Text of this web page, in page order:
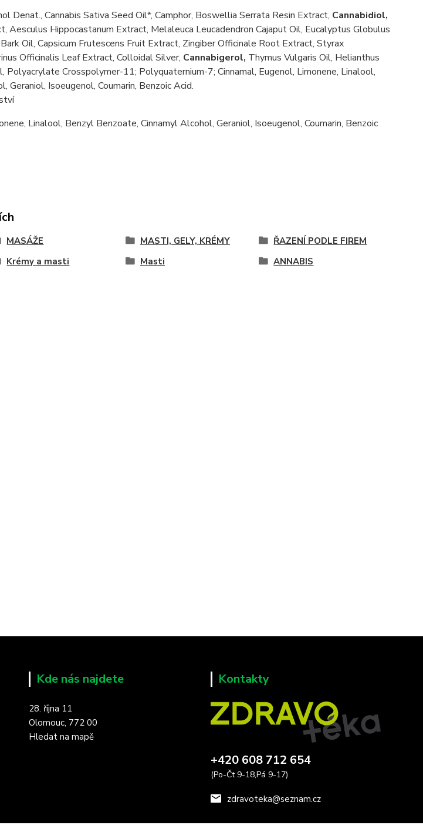
Denat., Cannabis Sativa Seed Oil*, Camphor, Boswellia Serrata Resin Extract, Cannabidiol,
Aesculus Hippocastanum Extract, Melaleuca Leucadendron Cajaput Oil, Eucalyptus Globulus
Oil, Capsicum Frutescens Fruit Extract, Zingiber Officinale Root Extract, Styrax
Officinalis Leaf Extract, Colloidal Silver, Cannabigerol, Thymus Vulgaris Oil, Helianthus
Polyacrylate Crosspolymer-11; Polyquaternium-7; Cinnamal, Eugenol, Limonene, Linalool,
Geraniol, Isoeugenol, Coumarin, Benzoic Acid.
Linalool, Benzyl Benzoate, Cinnamyl Alcohol, Geraniol, Isoeugenol, Coumarin, Benzoic
MASÁŽE MASTI, GELY, KRÉMY
ŘAZENÍ PODLE FIREM
Krémy a masti Masti ANNABIS
Kde nás najdete
28. října 11
Olomouc, 772 00
Hledat na mapě
Kontakty
+420 608 712 654
(Po-Čt 9-18,Pá 9-17)
zdravoteka@seznam.cz